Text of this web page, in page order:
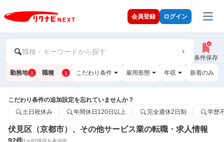
会員登録 ログイン
職種・キーワードから探す
条件保存
勤務地 1 職種 1 こだわり条件 雇用形態 年収 新着のみ
こだわり条件の追加設定を忘れていませんか？
土日祝休み
年間休日120日以上 完全週休2日制 学歴
伏見区（京都市）、その他サービス業の転職・求人情報
1〜92件目を表示中